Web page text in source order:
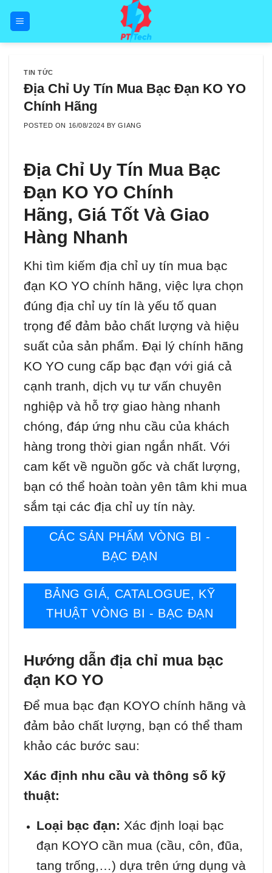
TIN TỨC
Địa Chỉ Uy Tín Mua Bạc Đạn KO YO
Chính Hãng
POSTED ON 16/08/2024 BYGIANG
Địa Chỉ Uy Tín Mua Bạc
Đạn KO YO Chính
Hãng, Giá Tốt Và Giao
Hàng Nhanh
Khi tìm kiếm địa chỉ uy tín mua bạc
đạn KO YO chính hãng, việc lựa chọn
đúng địa chỉ uy tín là yếu tố quan
trọng để đảm bảo chất lượng và hiệu
suất của sản phẩm. Đại lý chính hãng
KO YO cung cấp bạc đạn với giá cả
cạnh tranh, dịch vụ tư vấn chuyên
nghiệp và hỗ trợ giao hàng nhanh
chóng, đáp ứng nhu cầu của khách
hàng trong thời gian ngắn nhất. Với
cam kết về nguồn gốc và chất lượng,
bạn có thể hoàn toàn yên tâm khi mua
sắm tại các địa chỉ uy tín này.
CÁC SẢN PHẨM VÒNG BI -
BẠC ĐẠN
BẢNG GIÁ, CATALOGUE, KỸ
THUẬT VÒNG BI - BẠC ĐẠN
Hướng dẫn địa chỉ mua bạc
đạn KO YO
Để mua bạc đạn KOYO chính hãng và
đảm bảo chất lượng, bạn có thể tham
khảo các bước sau:
Xác định nhu cầu và thông số kỹ
thuật:
Loại bạc đạn: Xác định loại bạc
đạn KOYO cần mua (cầu, côn, đũa,
tang trống,…) dựa trên ứng dụng và